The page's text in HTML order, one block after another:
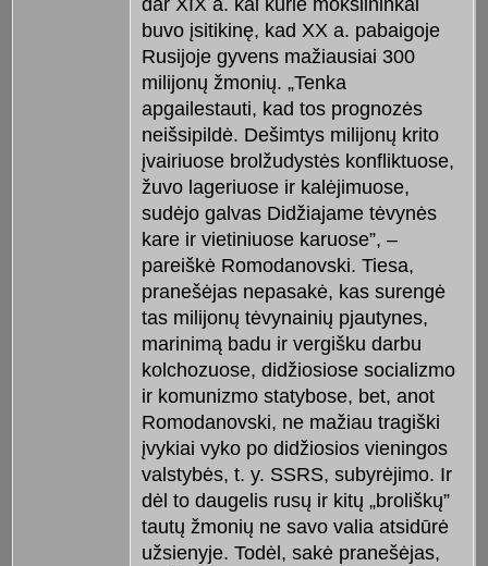
buvo įsitikinę, kad XX a. pabaigoje
Rusijoje gyvens mažiausiai 300
milijonų žmonių. „Tenka
apgailestauti, kad tos prognozės
neišsipildė. Dešimtys milijonų krito
įvairiuose brolžudystės konfliktuose,
žuvo lageriuose ir kalėjimuose,
sudėjo galvas Didžiajame tėvynės
kare ir vietiniuose karuose”, –
pareiškė Romodanovski. Tiesa,
pranešėjas nepasakė, kas surengė
tas milijonų tėvynainių pjautynes,
marinimą badu ir vergišku darbu
kolchozuose, didžiosiose socializmo
ir komunizmo statybose, bet, anot
Romodanovski, ne mažiau tragiški
įvykiai vyko po didžiosios vieningos
valstybės, t. y. SSRS, subyrėjimo. Ir
dėl to daugelis rusų ir kitų „broliškų”
tautų žmonių ne savo valia atsidūrė
užsienyje. Todėl, sakė pranešėjas,